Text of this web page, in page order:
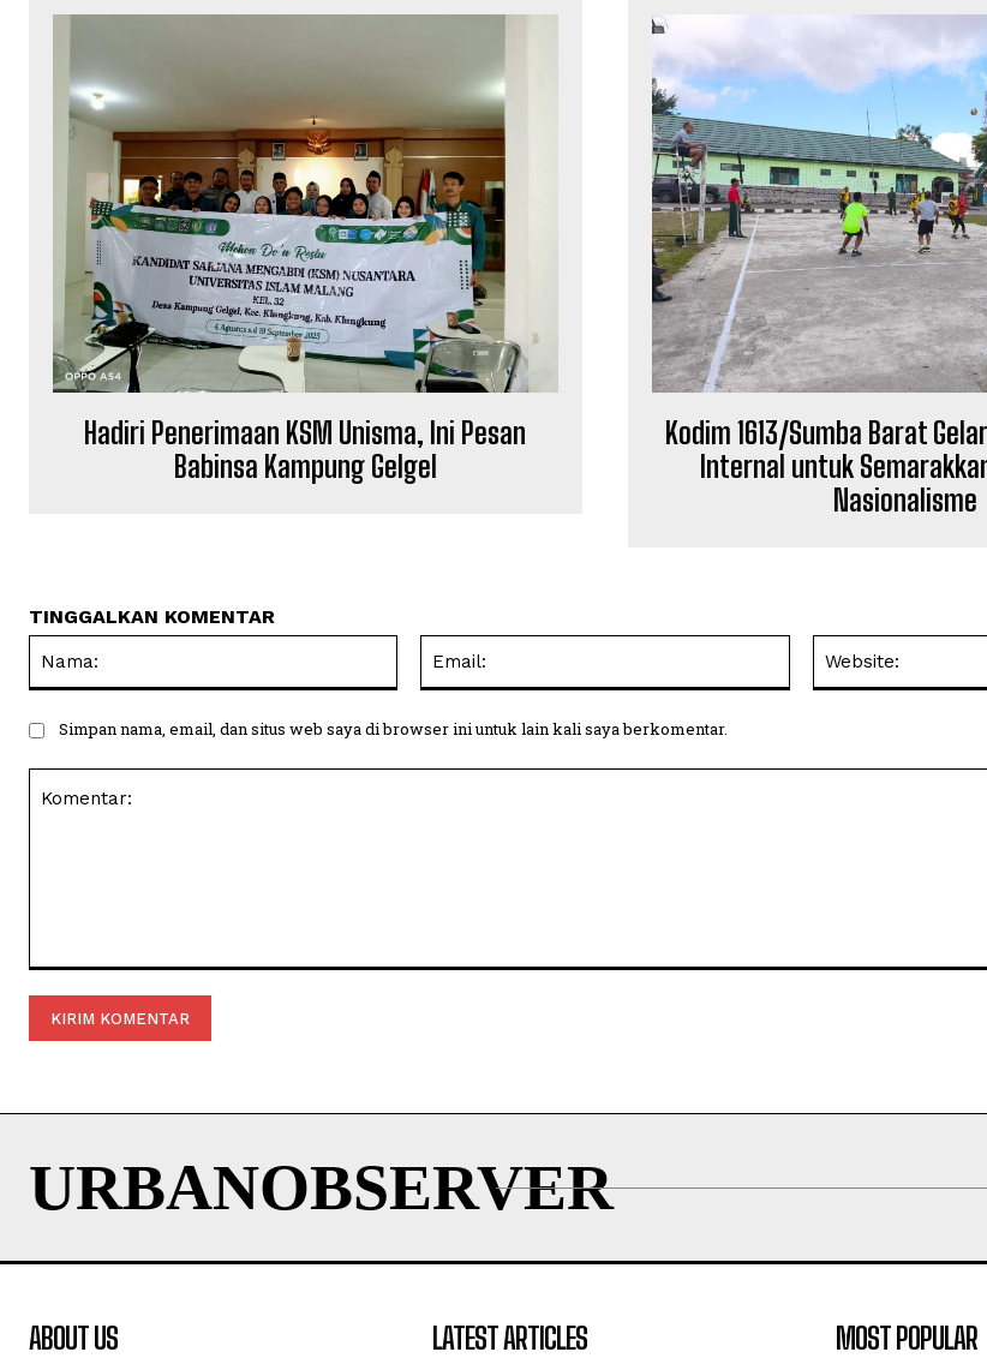
Hadiri Penerimaan KSM Unisma, Ini Pesan
Babinsa Kampung Gelgel
Kodim 1613/Sumba Barat
Internal untuk
Nasionalisme
TINGGALKAN KOMENTAR
Simpan nama, email, dan situs web saya di browser ini untuk lain kali saya berkomentar.
URBANOBSERVER
ABOUT US LATEST ARTICLES MOST POPULAR